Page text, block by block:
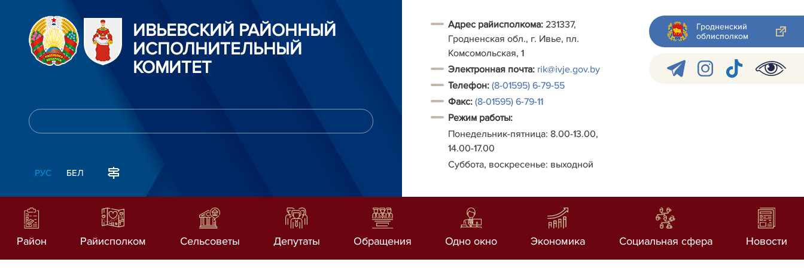
ИВЬЕВСКИЙ РАЙОННЫЙ
ИСПОЛНИТЕЛЬНЫЙ
КОМИТЕТ
РУС БЕЛ
Адрес райисполкома: 231337,
Гродненская обл., г. Ивье, пл.
Комсомольская, 1
Электронная почта: rik@ivje.gov.by
Телефон: (8-01595) 6-79-55
Факс: (8-01595) 6-79-11
Режим работы:
Понедельник-пятница: 8.00-13.00,
14.00-17.00
Суббота, воскресенье: выходной
Гродненский
облисполком
Район Райисполком Сельсоветы Депутаты Обращения Одно окно Экономика Социальная сфера Новости